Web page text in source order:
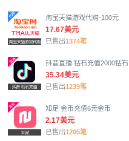
淘宝天猫游戏代购-100元
17.67美元
已售出1374笔
抖音直播 钻石充值2000钻石
35.34美元
已售出1239笔
知足 金币充值6元金币
2.17美元
已售出1205笔